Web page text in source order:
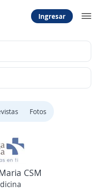
Ingresar
Fotos
CSM